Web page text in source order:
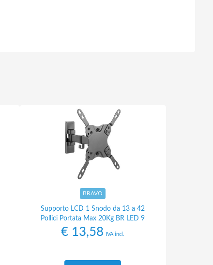
BRAVO
Supporto LCD 1 Snodo da 13 a 42
Pollici Portata Max 20Kg BR LED 9
€ 13,58 IVA incl.